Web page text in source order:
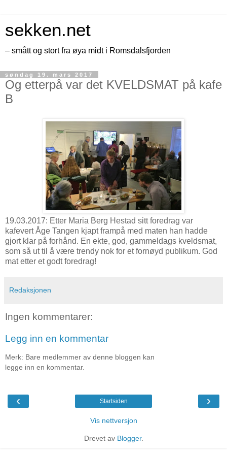
sekken.net
– smått og stort fra øya midt i Romsdalsfjorden
søndag 19. mars 2017
Og etterpå var det KVELDSMAT på kafe
B
19.03.2017: Etter Maria Berg Hestad sitt foredrag var
kafevert Åge Tangen kjapt frampå med maten han hadde
gjort klar på forhånd. En ekte, god, gammeldags kveldsmat,
som så ut til å være trendy nok for et fornøyd publikum. God
mat etter et godt foredrag!
Redaksjonen
Ingen kommentarer:
Legg inn en kommentar
Merk: Bare medlemmer av denne bloggen kan
legge inn en kommentar.
‹ ›
Startsiden
Vis nettversjon
Drevet av Blogger.